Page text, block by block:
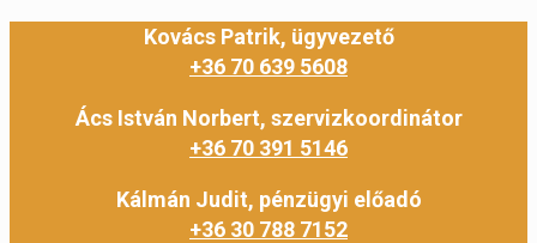
Kovács Patrik, ügyvezető
+36 70 639 5608
Ács István Norbert, szervizkoordinátor
+36 70 391 5146
Kálmán Judit, pénzügyi előadó
+36 30 788 7152